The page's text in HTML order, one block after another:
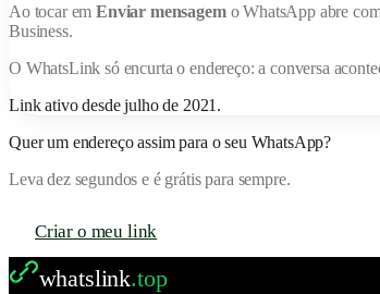
Ao tocar emEnviar mensagem o WhatsApp abre
Business.
O WhatsLink só encurta o endereço: a conversa
Link ativo desde julho de 2021 .
Quer um endereço assim para o seu WhatsApp?
Leva dez segundos e é grátis para sempre.
Criar o meu link
whatslink.top